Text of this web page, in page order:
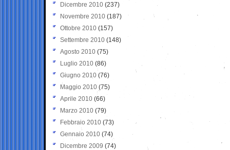
Dicembre 2010 (237)
Novembre 2010 (187)
Ottobre 2010 (157)
Settembre 2010 (148)
Agosto 2010 (75)
Luglio 2010 (86)
Giugno 2010 (76)
Maggio 2010 (75)
Aprile 2010 (66)
Marzo 2010 (79)
Febbraio 2010 (73)
Gennaio 2010 (74)
Dicembre 2009 (74)